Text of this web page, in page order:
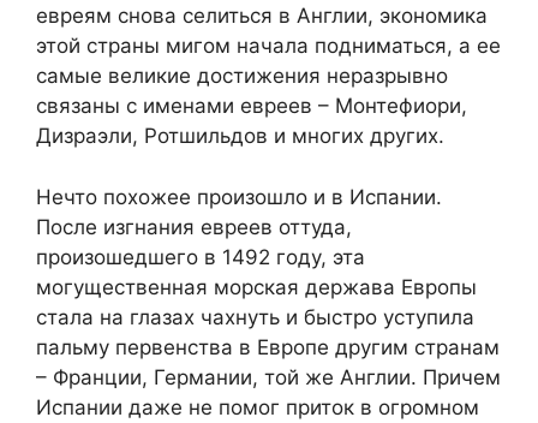
евреям снова селиться в Англии, экономика
этой страны мигом начала подниматься, а ее
самые великие достижения неразрывно
связаны с именами евреев – Монтефиори,
Дизраэли, Ротшильдов и многих других.
Нечто похожее произошло и в Испании.
После изгнания евреев оттуда,
произошедшего в 1492 году, эта
могущественная морская держава Европы
стала на глазах чахнуть и быстро уступила
пальму первенства в Европе другим странам
– Франции, Германии, той же Англии. Причем
Испании даже не помог приток в огромном